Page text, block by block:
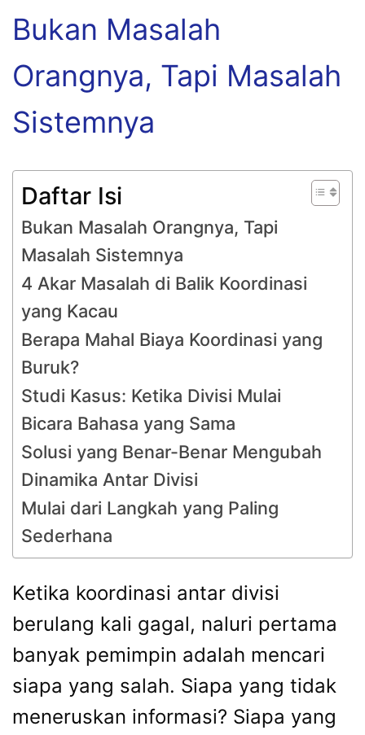
Bukan Masalah
Orangnya, Tapi Masalah
Sistemnya
Daftar Isi
Bukan Masalah Orangnya, Tapi
Masalah Sistemnya
4 Akar Masalah di Balik Koordinasi
yang Kacau
Berapa Mahal Biaya Koordinasi yang
Buruk?
Studi Kasus: Ketika Divisi Mulai
Bicara Bahasa yang Sama
Solusi yang Benar-Benar Mengubah
Dinamika Antar Divisi
Mulai dari Langkah yang Paling
Sederhana
Ketika koordinasi antar divisi
berulang kali gagal, naluri pertama
banyak pemimpin adalah mencari
siapa yang salah. Siapa yang tidak
meneruskan informasi? Siapa yang